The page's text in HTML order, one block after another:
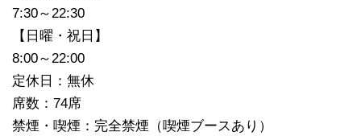
7:30～22:30
【日曜・祝日】
8:00～22:00
定休日：無休
席数：74席
禁煙・喫煙：完全禁煙（喫煙ブースあり）